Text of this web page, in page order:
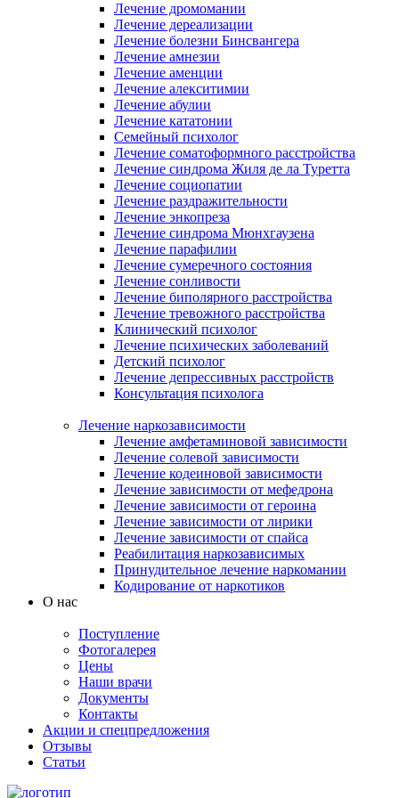
Лечение дромомании
Лечение дереализации
Лечение болезни Бинсвангера
Лечение амнезии
Лечение аменции
Лечение алекситимии
Лечение абулии
Лечение кататонии
Семейный психолог
Лечение соматоформного расстройства
Лечение синдрома Жиля де ла Туретта
Лечение социопатии
Лечение раздражительности
Лечение энкопреза
Лечение синдрома Мюнхгаузена
Лечение парафилии
Лечение сумеречного состояния
Лечение сонливости
Лечение биполярного расстройства
Лечение тревожного расстройства
Клинический психолог
Лечение психических заболеваний
Детский психолог
Лечение депрессивных расстройств
Консультация психолога
Лечение наркозависимости
Лечение амфетаминовой зависимости
Лечение солевой зависимости
Лечение кодеиновой зависимости
Лечение зависимости от мефедрона
Лечение зависимости от героина
Лечение зависимости от лирики
Лечение зависимости от спайса
Реабилитация наркозависимых
Принудительное лечение наркомании
Кодирование от наркотиков
О нас
Поступление
Фотогалерея
Цены
Наши врачи
Документы
Контакты
Акции и спецпредложения
Отзывы
Статьи